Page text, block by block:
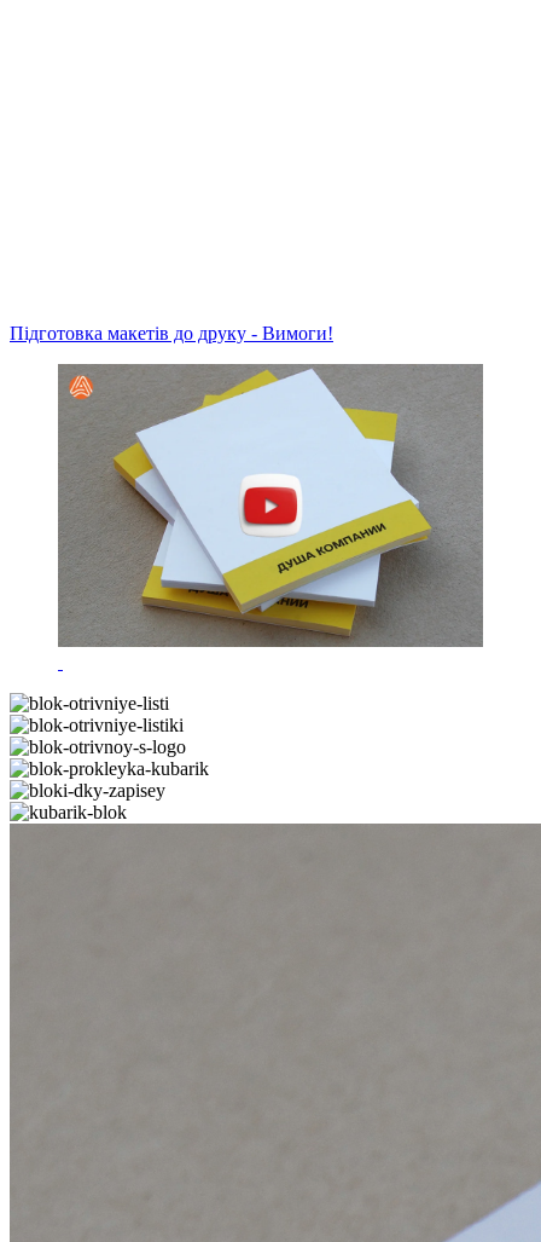
Підготовка макетів до друку - Вимоги!